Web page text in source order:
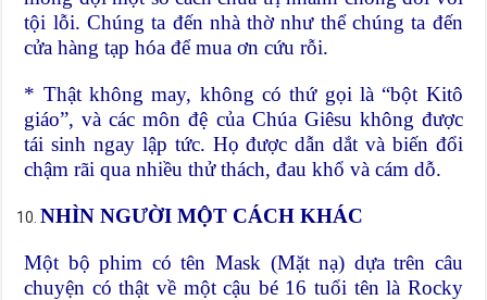
tội lỗi. Chúng ta đến nhà thờ như thể chúng ta đến
cửa hàng tạp hóa để mua ơn cứu rỗi.
* Thật không may, không có thứ gọi là “bột Kitô
giáo”, và các môn đệ của Chúa Giêsu không được
tái sinh ngay lập tức. Họ được dẫn dắt và biến đổi
chậm rãi qua nhiều thử thách, đau khổ và cám dỗ.
NHÌN NGƯỜI MỘT CÁCH KHÁC
Một bộ phim có tên Mask (Mặt nạ) dựa trên câu
chuyện có thật về một cậu bé 16 tuổi tên là Rocky